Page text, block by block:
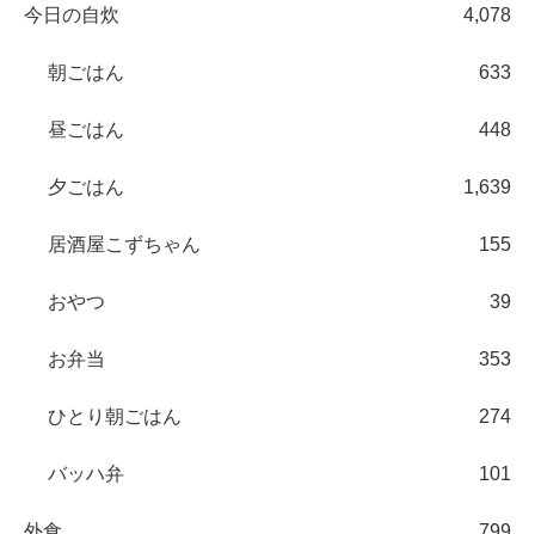
今日の自炊 4,078
朝ごはん 633
昼ごはん 448
夕ごはん 1,639
居酒屋こずちゃん 155
おやつ 39
お弁当 353
ひとり朝ごはん 274
バッハ弁 101